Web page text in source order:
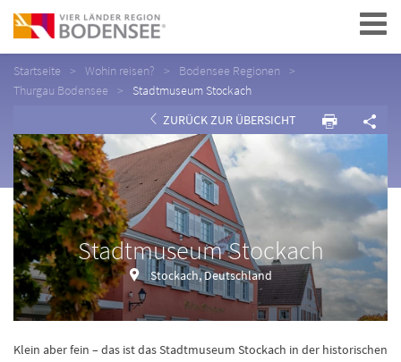
Navigation
Startseite Wohin reisen?
Bodensee Regionen
Thurgau Bodensee
Stadtmuseum Stockach
ZURÜCK ZUR ÜBERSICHT
Stadtmuseum Stockach
Stockach, Deutschland
Klein aber fein – das ist das Stadtmuseum Stockach in der historischen